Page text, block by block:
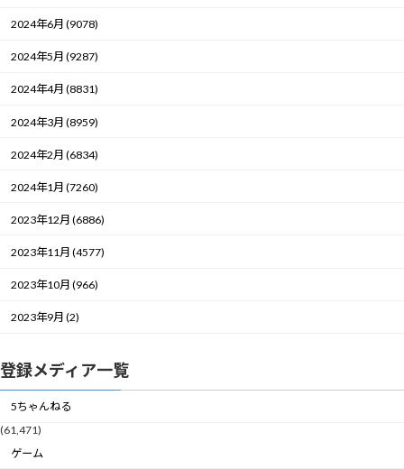
2024年6月 (9078)
2024年5月 (9287)
2024年4月 (8831)
2024年3月 (8959)
2024年2月 (6834)
2024年1月 (7260)
2023年12月 (6886)
2023年11月 (4577)
2023年10月 (966)
2023年9月 (2)
登録メディア一覧
5ちゃんねる
(61,471)
ゲーム